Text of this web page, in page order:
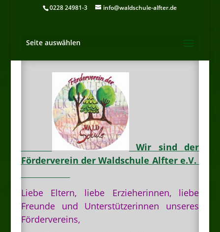
0228 24981-3 info@waldschule-alfter.de
Seite auswählen
Wir sindder
Förderverein der Waldschule Alfter e.V.
Liebe Eltern, liebe Erzieherinnen, liebe
Freunde und Unterstützerinnen unseres
Fördervereins,